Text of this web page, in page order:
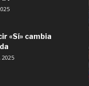
«Sí» cambia